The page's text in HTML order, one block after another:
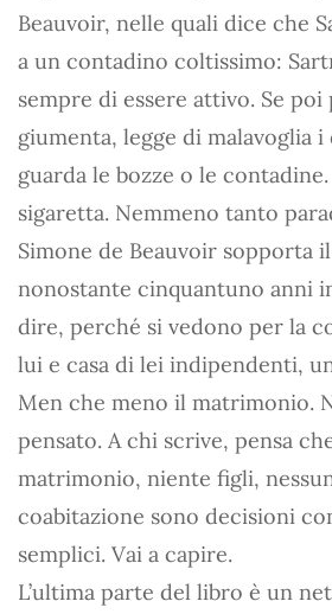
Beauvoir, nelle quali dice che
a un contadino coltissimo:
sempre di essere attivo. Se
giumenta, legge di malavoglia
guarda le bozze o le
sigaretta. Nemmeno tanto
Simone de Beauvoir sopporta
nonostante cinquantuno anni
dire, perché si vedono per la
lui e casa di lei indipendenti,
Men che meno il matrimonio.
pensato. A chi scrive, pensa
matrimonio, niente figli,
coabitazione sono decisioni
semplici. Vai a capire.
L’ultima parte del libro è un